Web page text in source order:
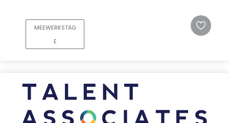
MEEWERKSTAG
E